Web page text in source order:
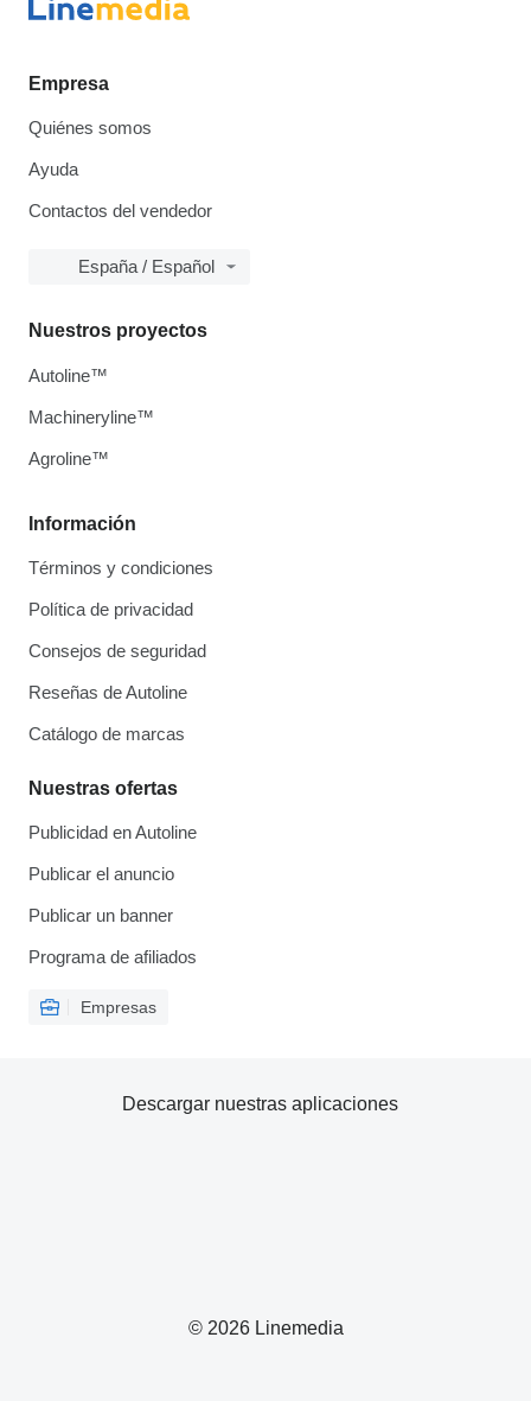
Empresa
Quiénes somos
Ayuda
Contactos del vendedor
España / Español
Información
Términos y condiciones
Política de privacidad
Consejos de seguridad
Reseñas de Autoline
Catálogo de marcas
Nuestras ofertas
Publicidad en Autoline
Publicar el anuncio
Publicar un banner
Programa de afiliados
Empresas
Nuestros proyectos
Autoline™
Machineryline™
Agroline™
© 2026 Linemedia
Descargar nuestras aplicaciones